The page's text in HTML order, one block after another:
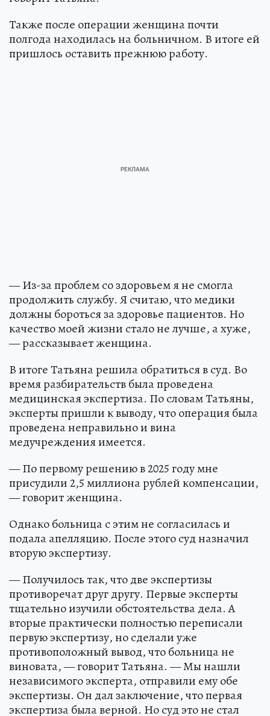
Также после операции женщина почти
полгода находилась на больничном. В итоге ей
пришлось оставить прежнюю работу.
— Из-за проблем со здоровьем я не смогла
продолжить службу. Я считаю, что медики
должны бороться за здоровье пациентов. Но
качество моей жизни стало не лучше, а хуже,
— рассказывает женщина.
В итоге Татьяна решила обратиться в суд. Во
время разбирательств была проведена
медицинская экспертиза. По словам Татьяны,
эксперты пришли к выводу, что операция была
проведена неправильно и вина
медучреждения имеется.
— По первому решению в 2025 году мне
присудили 2,5 миллиона рублей компенсации,
— говорит женщина.
Однако больница с этим не согласилась и
подала апелляцию. После этого суд назначил
вторую экспертизу.
— Получилось так, что две экспертизы
противоречат друг другу. Первые эксперты
тщательно изучили обстоятельства дела. А
вторые практически полностью переписали
первую экспертизу, но сделали уже
противоположный вывод, что больница не
виновата, — говорит Татьяна. — Мы нашли
независимого эксперта, отправили ему обе
экспертизы. Он дал заключение, что первая
экспертиза была верной. Но суд это не стал